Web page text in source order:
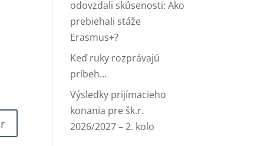
odovzdali skúsenosti: Ako
prebiehali stáže
Erasmus+?
Keď ruky rozprávajú
príbeh…
Výsledky prijímacieho
konania pre šk.r.
2026/2027 – 2. kolo